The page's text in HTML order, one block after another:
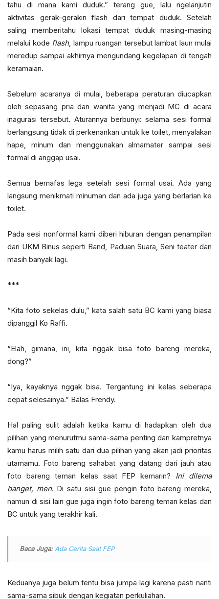
tahu di mana kami duduk.” terang gue, lalu ngelanjutin
aktivitas gerak-gerakin flash dari tempat duduk. Setelah
saling memberitahu lokasi tempat duduk masing-masing
melalui kode flash, lampu ruangan tersebut lambat laun mulai
meredup sampai akhirnya mengundang kegelapan di tengah
keramaian.
Sebelum acaranya di mulai, beberapa peraturan diucapkan
oleh sepasang pria dan wanita yang menjadi MC di acara
inagurasi tersebut. Aturannya berbunyi: selama sesi formal
berlangsung tidak di perkenankan untuk ke toilet, menyalakan
hape, minum dan menggunakan almamater sampai sesi
formal di anggap usai.
Semua bernafas lega setelah sesi formal usai. Ada yang
langsung menikmati minuman dan ada juga yang berlarian ke
toilet.
Pada sesi nonformal kami diberi hiburan dengan penampilan
dari UKM Binus seperti Band, Paduan Suara, Seni teater dan
masih banyak lagi.
***
“Kita foto sekelas dulu,” kata salah satu BC kami yang biasa
dipanggil Ko Raffi.
“Elah, gimana, ini, kita nggak bisa foto bareng mereka,
dong?”
“Iya, kayaknya nggak bisa. Tergantung ini kelas seberapa
cepat selesainya.” Balas Frendy.
Hal paling sulit adalah ketika kamu di hadapkan oleh dua
pilihan yang menurutmu sama-sama penting dan kampretnya
kamu harus milih satu dari dua pilihan yang akan jadi prioritas
utamamu. Foto bareng sahabat yang datang dari jauh atau
foto bareng teman kelas saat FEP kemarin? Ini dilema
banget, men. Di satu sisi gue pengin foto bareng mereka,
namun di sisi lain gue juga ingin foto bareng teman kelas dan
BC untuk yang terakhir kali.
Baca Juga: Ada Cerita Saat FEP
Keduanya juga belum tentu bisa jumpa lagi karena pasti nanti
sama-sama sibuk dengan kegiatan perkuliahan.